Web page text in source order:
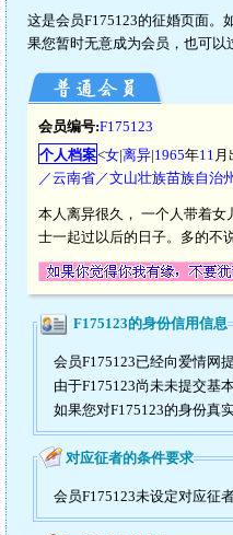
这是会员F175123的征婚页面。
果您暂时无意成为会员，也可以
会员编号:F175123
个人档案<女|离异|1965年11 月
／云南省／文山壮族苗族自治
本人离异很久， 一个人带着
士一起过以后的日子。多的
F175123的身份信用信息
会员F175123已经向爱情网
由于F175123尚未未提交基
如果您对F175123的身份真
对应征者的条件要求
会员F175123未设定对应征